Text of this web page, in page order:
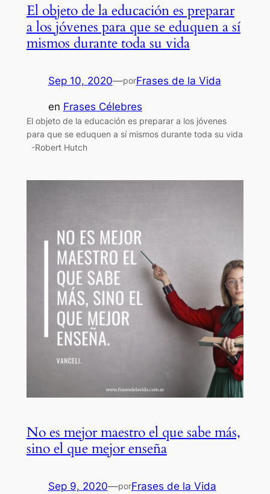
El objeto de la educación es preparar
a los jóvenes para que se eduquen a sí
mismos durante toda su vida
Sep 10, 2020—porFrases de la Vida
en Frases Célebres
El objeto de la educación es preparar a los jóvenes
para que se eduquen a sí mismos durante toda su vida
-Robert Hutch
No es mejor maestro el que sabe más,
sino el que mejor enseña
Sep 9, 2020—porFrases de la Vida